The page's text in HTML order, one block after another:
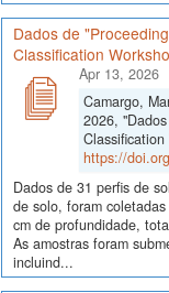
Dados de
Classification
Apr 13, 2026
Camargo,
2026,
Classification
https://
Dados de 31 perfis de
de solo, foram
cm de profundidade,
As amostras foram
incluind...